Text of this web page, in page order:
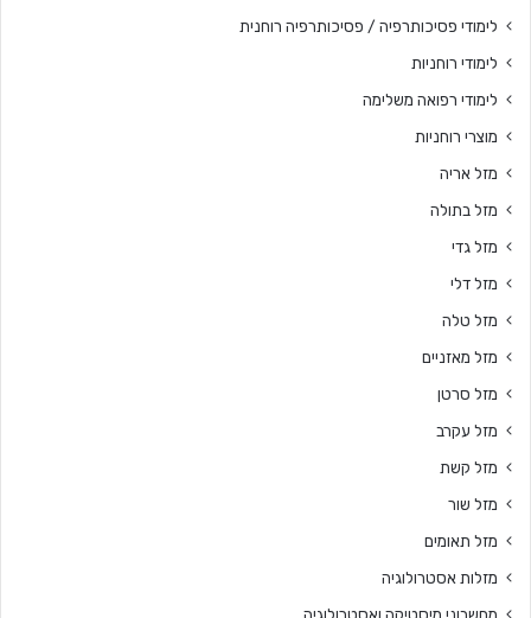
לימודי פסיכותרפיה / פסיכותרפיה רוחנית
לימודי רוחניות
לימודי רפואה משלימה
מוצרי רוחניות
מזל אריה
מזל בתולה
מזל גדי
מזל דלי
מזל טלה
מזל מאזניים
מזל סרטן
מזל עקרב
מזל קשת
מזל שור
מזל תאומים
מזלות אסטרולוגיה